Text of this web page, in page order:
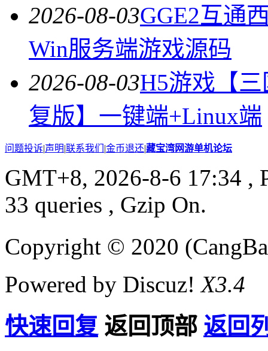
2026-08-03GGE2互通
Win服务端游戏源码
2026-08-03H5游戏【
复版】一键端+Linux端
问题投诉|声明|联系我们 |金币退还|藏宝湾网游单机论坛
GMT+8, 2026-8-6 17:34 ,
33 queries , Gzip On.
Copyright © 2020
Powered by Discuz!X3.4
快速回复 返回顶部 返回